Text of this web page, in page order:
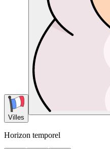
Villes
Horizon temporel